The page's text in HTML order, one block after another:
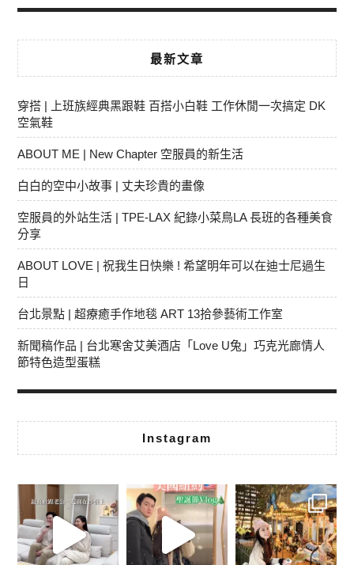
最新文章
穿搭 | 上班族經典黑跟鞋 百搭小白鞋 工作休閒一次搞定 DK
空氣鞋
ABOUT ME | New Chapter 空服員的新生活
白白的空中小故事 | 丈夫珍貴的畫像
空服員的外站生活 | TPE-LAX 紀錄小菜鳥LA 長班的各種美食
分享
ABOUT LOVE | 祝我生日快樂 ! 希望明年可以在迪士尼過生
日
台北景點 | 超療癒手作地毯 ART 13拾參藝術工作室
新聞稿作品 | 台北寒舍艾美酒店「Love U兔」巧克光廊情人
節特色造型蛋糕
Instagram